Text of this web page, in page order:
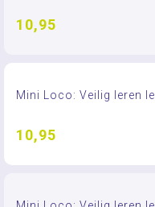
10,95
Mini Loco: Veilig leren
10,95